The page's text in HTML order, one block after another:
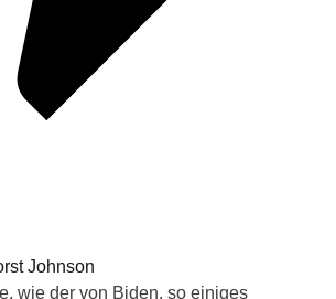
Johnson
wie der von Biden, so einiges